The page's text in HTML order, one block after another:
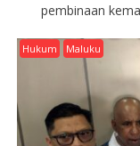
pembinaan
Hukum Maluku